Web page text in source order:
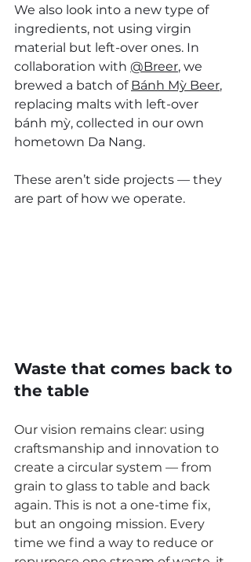
We also look into a new type of
ingredients, not using virgin
material but left-over ones. In
collaboration with @Breer, we
brewed a batch of Bánh Mỳ Beer,
replacing malts with left-over
bánh mỳ, collected in our own
hometown Da Nang.
These aren’t side projects — they
are part of how we operate.
Waste that comes back to
the table
Our vision remains clear: using
craftsmanship and innovation to
create a circular system — from
grain to glass to table and back
again. This is not a one-time fix,
but an ongoing mission. Every
time we find a way to reduce or